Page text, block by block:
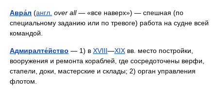
Авра́л (англ. over all— «все наверх») — спешная (по
специальному заданию или по тревоге) работа на судне всей
командой.
Адмиралте́йство — 1) в XVIII—XIX вв. место постройки,
вооружения и ремонта кораблей, где сосредоточены верфи,
стапели, доки, мастерские и склады; 2) орган управления
флотом.